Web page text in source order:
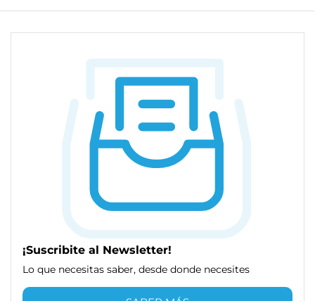
¡Suscribite al Newsletter!
Lo que necesitas saber, desde donde necesites